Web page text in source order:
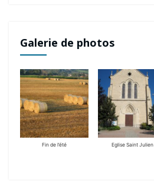
Galerie de photos
Fin de l’été Eglise Saint Julien